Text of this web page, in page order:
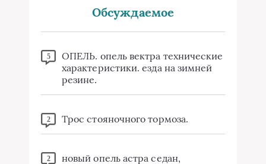
Обсуждаемое
5
ОПЕЛЬ. опель вектра технические
характеристики. езда на зимней
резине.
2 Трос стояночного тормоза.
2
новый опель астра седан,